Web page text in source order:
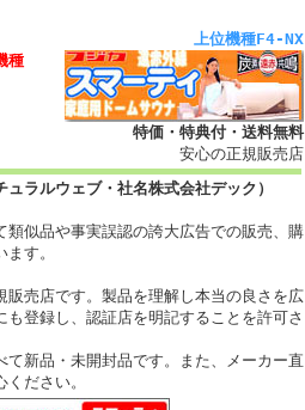
種
上位機種F4-NX
特価・特典付・送料無料
安心の正規販売店
ラルウェブ・社名株式会社デック）
似品や事実誤認の誇大広告での販売、購
す。
店です。製品を理解し本当の良さを広
登録し、認証店を明記することを許可さ
新品・未開封品です。また、メーカー直
ださい。